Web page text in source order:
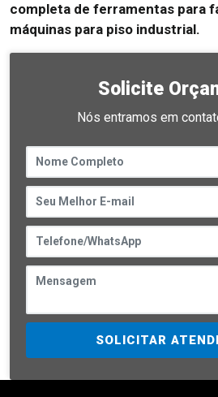
completa de ferramentas para
máquinas para piso industrial.
Solicite
Nós entramos em
SOLICITAR